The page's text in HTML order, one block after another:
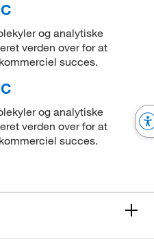
og analytiske
verden over for at
succes.
og analytiske
verden over for at
succes.